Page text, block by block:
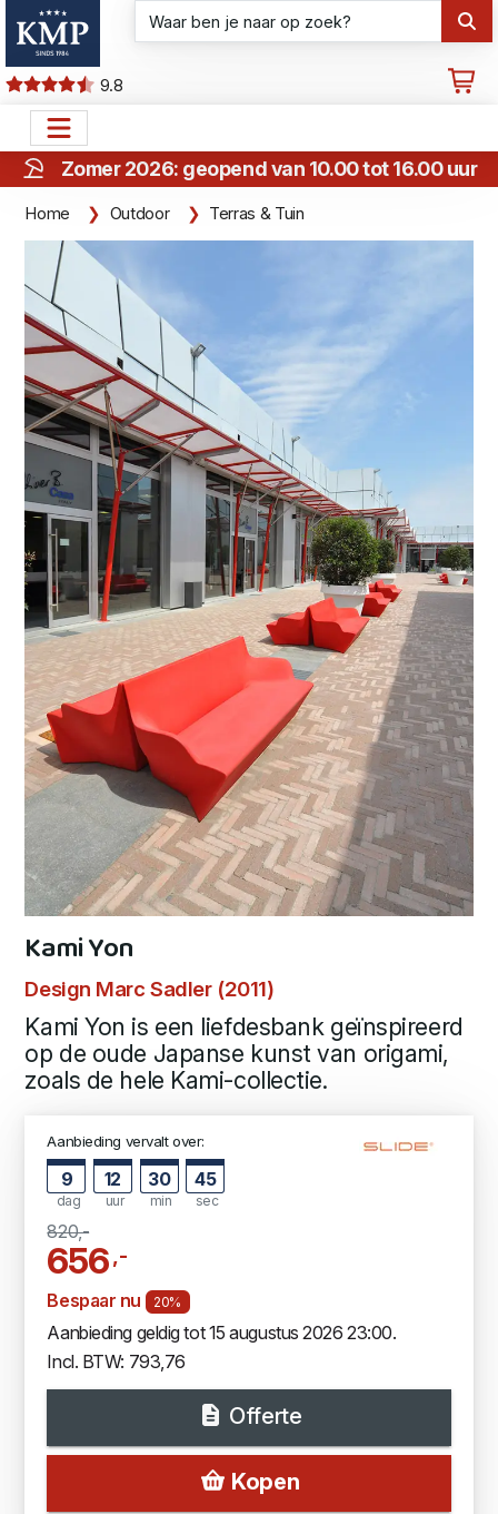
9.8
Zomer 2026: geopend van 10.00 tot 16.00 uur
Home Outdoor Terras & Tuin
Kami Yon
Design Marc Sadler (2011)
Kami Yon is een liefdesbank geïnspireerd
op de oude Japanse kunst van origami,
zoals de hele Kami-collectie.
Aanbieding vervalt over:
9
dag
12
uur
30
min
44
sec
820,-
656 ,-
Bespaar nu 20%
Aanbieding geldig tot 15 augustus 2026 23:00.
Incl. BTW: 793,76
Offerte
Kopen